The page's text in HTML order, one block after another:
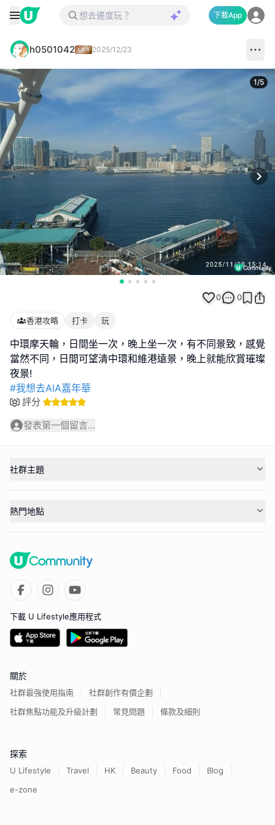
下載App
h0501042 2025/12/23
1/5
0 0
香港攻略 打卡 玩
中環摩天輪，日間坐一次，晚上坐一次，有不同景致，感覺
當然不同，日間可望清中環和維港遠景，晚上就能欣賞璀璨
#我想去AIA嘉年華
評分
發表第一個留言...
社群主題
熱門地點
下載 U Lifestyle應用程式
關於
社群最強使用指南
社群創作有價企劃
社群焦點功能及升級計劃
常見問題 條款及細則
探索
U Lifestyle Travel HK Beauty Food
Blog
e-zone